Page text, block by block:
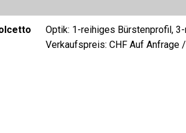
Alumatten
Optik: 1-reihiges Bürstenprofil,
Verkaufspreis: CHF Auf Anfrage